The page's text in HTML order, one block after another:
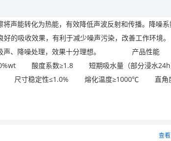
面议
声能转化为热能，有效降低声波反射和传播。降噪系
良好的吸收效果，有利于减少噪声污染，改善工作
震、吸声、降噪处理，效果十分理想。 产品性
酸度系数≥1.8 短期吸水量（部分浸水24h
尺寸稳定性≤1.0% 熔化温度≥1000℃ 直角
查